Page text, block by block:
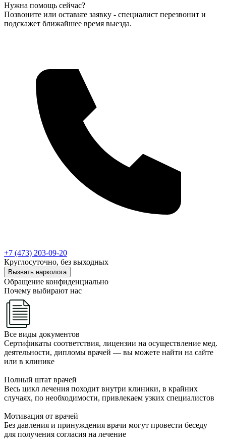
Нужна помощь сейчас?
Позвоните или оставьте заявку - специалист перезвонит и
подскажет ближайшее время выезда.
+7 (473) 203-09-20
Круглосуточно, без выходных
Вызвать нарколога
Обращение конфиденциально
Почему выбирают нас
Все виды документов
Сертификаты соответствия, лицензии на осуществление мед.
деятельности, дипломы врачей — вы можете найти на сайте
или в клинике
Полный штат врачей
Весь цикл лечения походит внутри клиники, в крайних
случаях, по необходимости, привлекаем узких специалистов
Мотивация от врачей
Без давления и принуждения врачи могут провести беседу
для получения согласия на лечение